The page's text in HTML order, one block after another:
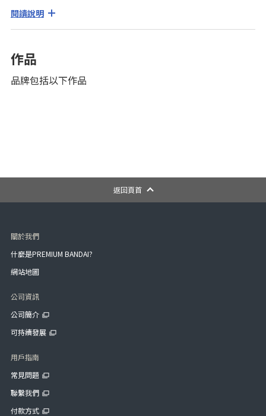
閱讀說明
作品
品牌包括以下作品
返回頁首
關於我們
什麼是PREMIUM BANDAI?
網站地圖
公司資訊
公司簡介
可持續發展
用戶指南
常見問題
聯繫我們
付款方式